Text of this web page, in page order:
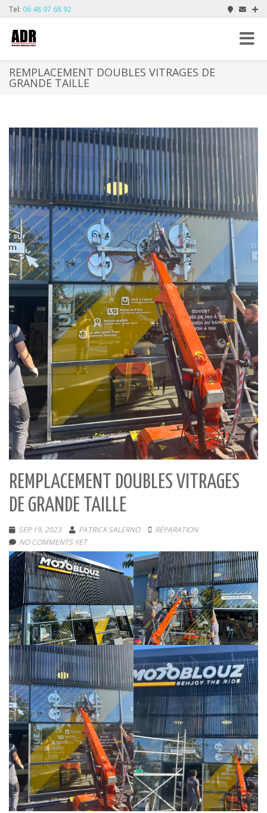
Tel: 06 48 97 68 92
Toggle
REMPLACEMENT DOUBLES VITRAGES DE
GRANDE TAILLE
REMPLACEMENT DOUBLES VITRAGES
DE GRANDE TAILLE
SEP 19, 2023 PATRICK SALERNO
RÉPARATION
NO COMMENTS YET